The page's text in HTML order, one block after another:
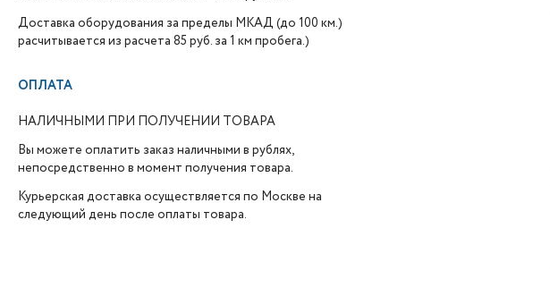
Доставка оборудования за пределы МКАД (до 100 км.)
расчитывается из расчета 85 руб. за 1 км пробега.)
ОПЛАТА
НАЛИЧНЫМИ ПРИ ПОЛУЧЕНИИ ТОВАРА
Вы можете оплатить заказ наличными в рублях,
непосредственно в момент получения товара.
Курьерская доставка осуществляется по Москве на
следующий день после оплаты товара.